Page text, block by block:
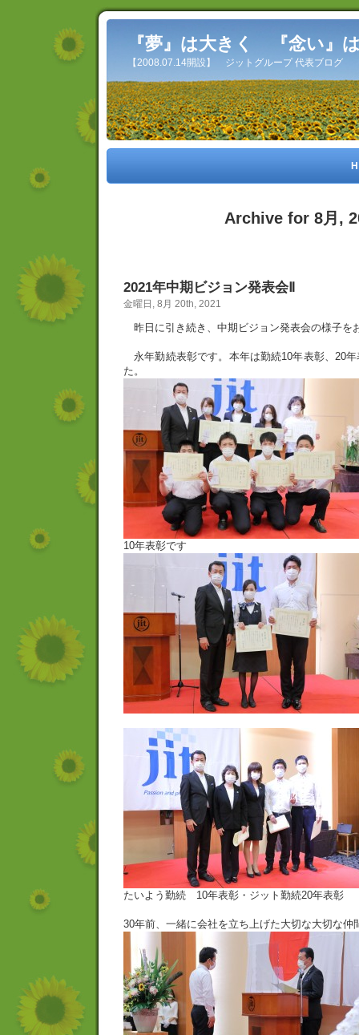
『夢』は大きく 『念い』
【2008.07.14開設】 ジットグループ 代表ブログ
Archive for 8月,
2021年中期ビジョン発表会Ⅱ
金曜日, 8月 20th, 2021
昨日に引き続き、中期ビジョン発表会の様子を
永年勤続表彰です。本年は勤続10年表彰、20
た。
10年表彰です
たいよう勤続 10年表彰・ジット勤続20年表彰
30年前、一緒に会社を立ち上げた大切な大切な仲